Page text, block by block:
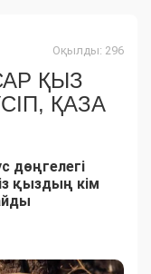
Оқылды: 296
ҚЫЗ
ҚАЗА
дөңгелегі
қыздың кім